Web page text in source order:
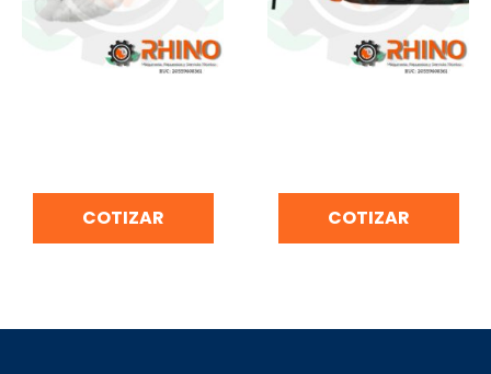
COTIZAR COTIZAR